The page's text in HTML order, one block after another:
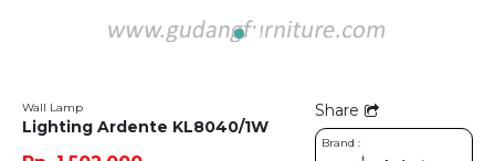
Wall Lamp
Lighting Ardente KL8040/1W
Share
Brand :